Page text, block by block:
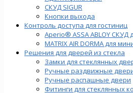
СКУД SIGUR
Кнопки выхода
Контроль доступа для гостиниц
Aperio® ASSA ABLOY СКУД
MATRIX AIR DORMA для
Решения для дверей из стекла
Замки для стеклянных
Ручные раздвижные
Ручные распашные двери
Фитинги для стеклянных